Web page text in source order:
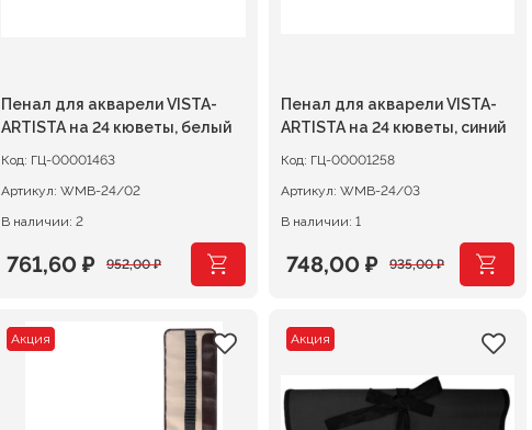
Пенал для акварели VISTA-
ARTISTA на 24 кюветы, белый
Код: ГЦ-00001463
Артикул: WMB-24/02
В наличии: 2
952,00₽
Первоначальная
составляла
761,60 ₽
Текущая
761,60 ₽.
Пенал для акварели VISTA-
ARTISTA на 24 кюветы, синий
Код: ГЦ-00001258
Артикул: WMB-24/03
В наличии: 1
935,00₽
Первоначальная
составляла
748,00 ₽
Текущая
748,00 ₽.
Акция Акция